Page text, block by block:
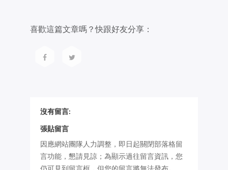
喜歡這篇文章嗎？快跟好友分享：
沒有留言:
張貼留言
因應網站團隊人力調整，即日起關閉部落格留
言功能，懇請見諒；為顯示過往留言資訊，您